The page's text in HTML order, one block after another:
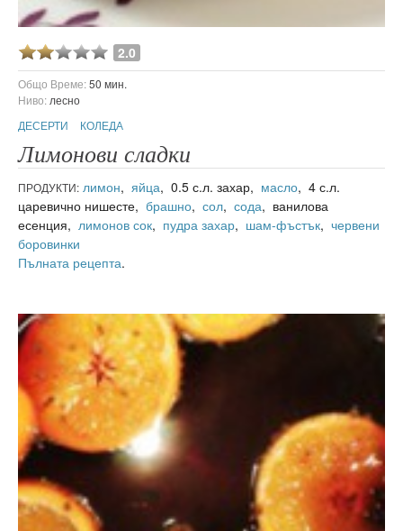
2.0
Общо Време:50 мин.
Ниво: лесно
ДЕСЕРТИ
КОЛЕДА
Лимонови сладки
ПРОДУКТИ: лимон, яйца, 0.5 с.л. захар, масло, 4 с.л.
царевично нишесте, брашно, сол, сода, ванилова
есенция, лимонов сок, пудра захар, шам-фъстък, червени
боровинки
Пълната рецепта.